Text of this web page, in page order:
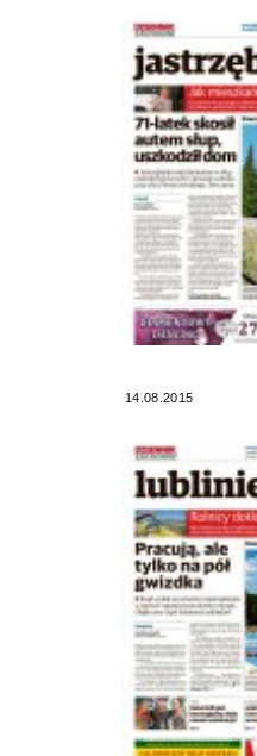
14.08.2015